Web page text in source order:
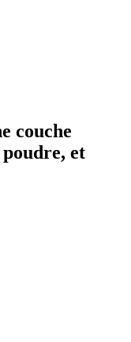
couche
et